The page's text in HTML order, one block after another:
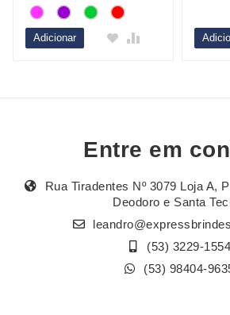
Adicionar
Entre em
Rua Tiradentes Nº 3079 Loja A,
Deodoro e Santa
(53) 3229-1554
(53) 98404-